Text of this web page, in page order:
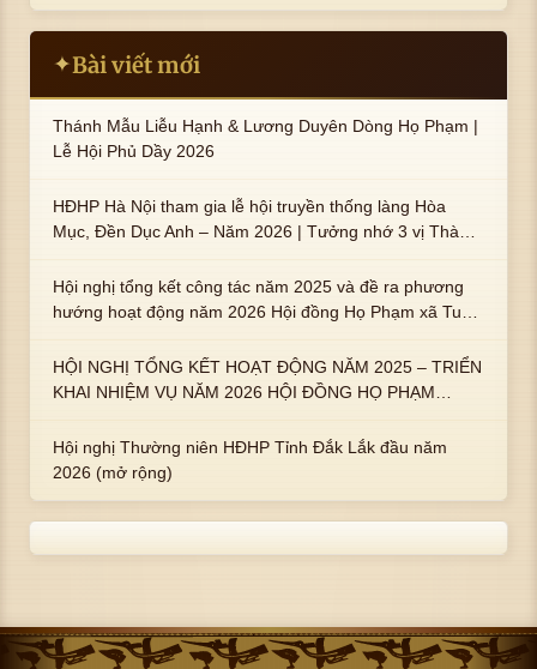
✦Bài viết mới
Thánh Mẫu Liễu Hạnh & Lương Duyên Dòng Họ Phạm |
Lễ Hội Phủ Dầy 2026
HĐHP Hà Nội tham gia lễ hội truyền thống làng Hòa
Mục, Đền Dục Anh – Năm 2026 | Tưởng nhớ 3 vị Thành
trai : ngài Phạm Huy, Phạm Miện
Hội nghị tổng kết công tác năm 2025 và đề ra phương
hướng hoạt động năm 2026 Hội đồng Họ Phạm xã Tuy
HỘI NGHỊ TỔNG KẾT HOẠT ĐỘNG NĂM 2025 – TRIỂN
KHAI NHIỆM VỤ NĂM 2026 HỘI ĐỒNG HỌ PHẠM
Hội nghị Thường niên HĐHP Tỉnh Đắk Lắk đầu năm
2026 (mở rộng)